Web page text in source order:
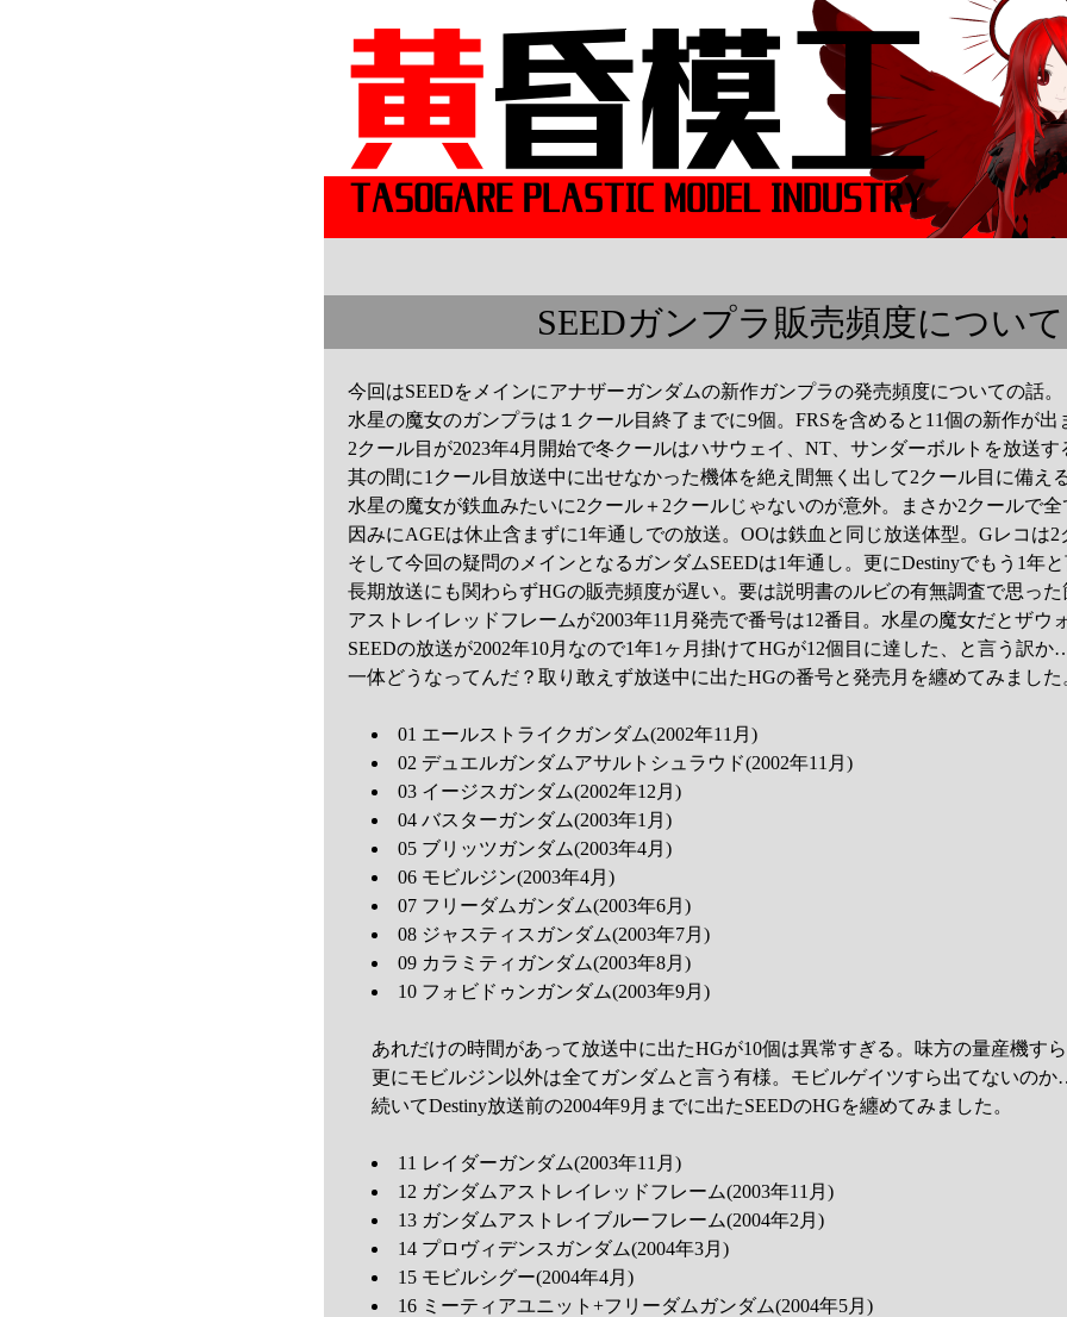
SEEDガンプラ販売頻度について
今回はSEEDをメインにアナザーガンダムの新作ガンプラの発売頻度についての話。
水星の魔女のガンプラは１クール目終了までに9個。FRSを含めると11個の新作が出
2クール目が2023年4月開始で冬クールはハサウェイ、NT、サンダーボルトを放送す
其の間に1クール目放送中に出せなかった機体を絶え間無く出して2クール目に備える
水星の魔女が鉄血みたいに2クール＋2クールじゃないのが意外。まさか2クールで全
因みにAGEは休止含まずに1年通しでの放送。OOは鉄血と同じ放送体型。Gレコは2
そして今回の疑問のメインとなるガンダムSEEDは1年通し。更にDestinyでもう1年と
長期放送にも関わらずHGの販売頻度が遅い。要は説明書のルビの有無調査で思った
アストレイレッドフレームが2003年11月発売で番号は12番目。水星の魔女だとザウ
SEEDの放送が2002年10月なので1年1ヶ月掛けてHGが12個目に達した、と言う訳か
一体どうなってんだ？取り敢えず放送中に出たHGの番号と発売月を纏めてみました
01 エールストライクガンダム(2002年11月)
02 デュエルガンダムアサルトシュラウド(2002年11月)
03 イージスガンダム(2002年12月)
04 バスターガンダム(2003年1月)
05 ブリッツガンダム(2003年4月)
06 モビルジン(2003年4月)
07 フリーダムガンダム(2003年6月)
08 ジャスティスガンダム(2003年7月)
09 カラミティガンダム(2003年8月)
10 フォビドゥンガンダム(2003年9月)
あれだけの時間があって放送中に出たHGが10個は異常すぎる。味方の量産機すら
更にモビルジン以外は全てガンダムと言う有様。モビルゲイツすら出てないの
続いてDestiny放送前の2004年9月までに出たSEEDのHGを纏めてみました。
11 レイダーガンダム(2003年11月)
12 ガンダムアストレイレッドフレーム(2003年11月)
13 ガンダムアストレイブルーフレーム(2004年2月)
14 プロヴィデンスガンダム(2004年3月)
15 モビルシグー(2004年4月)
16 ミーティアユニット+フリーダムガンダム(2004年5月)